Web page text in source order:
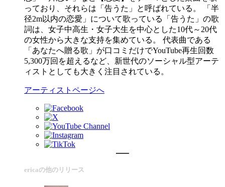
っており、それらは「告うた」と呼ばれている。 「半
径2m以内の恋愛」について歌っている「告うた」の歌
詞は、女子中高生・女子大生を中心とした10代～20代
の女性から大きな支持を集めている。 代表曲である
「あなたへ贈る歌」が口コミだけでYouTube再生回数
5,300万回を超えるなど、新世代のソーシャル型アーテ
ィストとしても大きく注目されている。
アーティストページへ
ericaの他のリリース